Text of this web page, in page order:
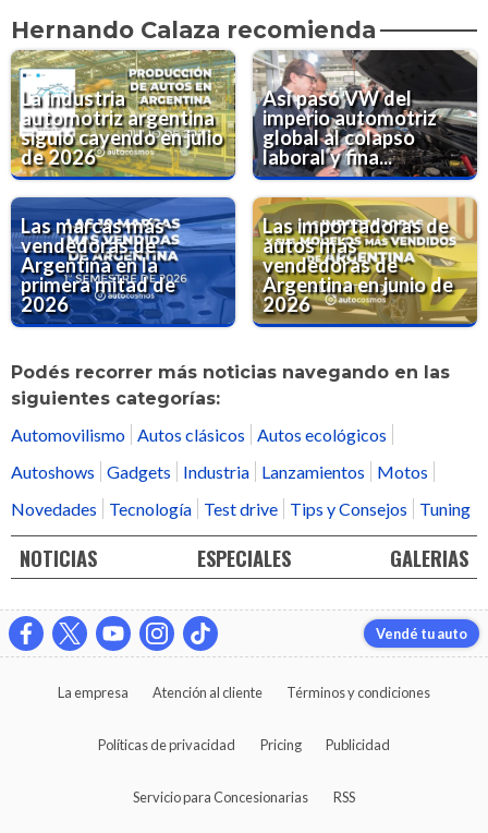
Hernando Calaza recomienda
La industria
automotriz argentina
siguió cayendo en julio
de 2026
Así pasó VW del
imperio automotriz
global al colapso
laboral y fina...
Las marcas más
vendedoras de
Argentina en la
primera mitad de
2026
Las importadoras de
autos más
vendedoras de
Argentina en junio de
2026
Podés recorrer más noticias navegando en las
siguientes categorías:
Automovilismo Autos clásicos
Autos ecológicos
Autoshows
Gadgets Industria Lanzamientos
Motos
Novedades
Tecnología Test drive Tips y Consejos Tuning
NOTICIAS ESPECIALES GALERIAS
Vendé tu auto
La empresa Atención al cliente Términos y condiciones
Políticas de privacidad Pricing Publicidad
Servicio para Concesionarias RSS